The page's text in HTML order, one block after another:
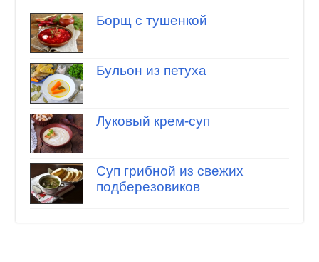
Борщ с тушенкой
Бульон из петуха
Луковый крем-суп
Суп грибной из свежих
подберезовиков